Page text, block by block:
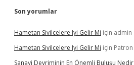
Son yorumlar
Hametan Sivilcelere Iyi Gelir Mi için admin
Hametan Sivilcelere Iyi Gelir Mi için Patron
Sanayi Devriminin En Önemli Buluşu Nedir